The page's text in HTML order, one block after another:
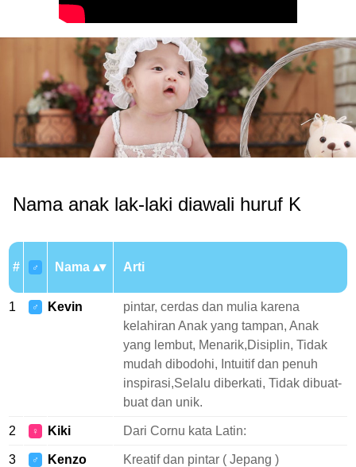
Nama anak lak-laki diawali huruf K
# ♂ Nama Arti
1 ♂ Kevin
pintar, cerdas dan mulia karena
kelahiran Anak yang tampan, Anak
yang lembut, Menarik,Disiplin, Tidak
mudah dibodohi, Intuitif dan penuh
inspirasi,Selalu diberkati, Tidak dibuat-
buat dan unik.
2 ♀ Kiki Dari Cornu kata Latin:
3 ♂ Kenzo Kreatif dan pintar ( Jepang )